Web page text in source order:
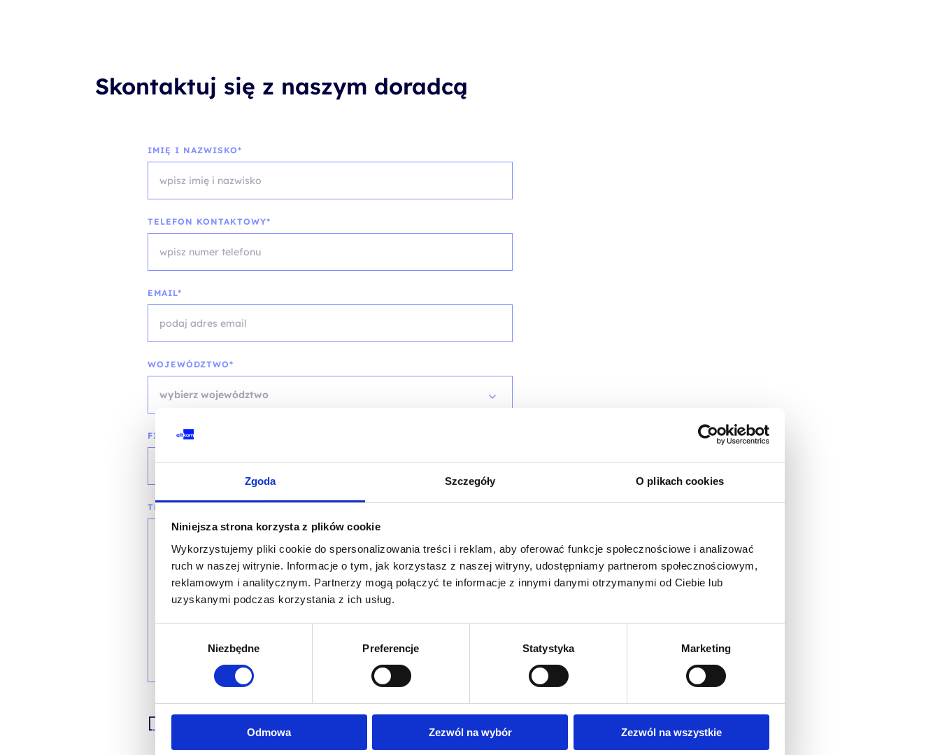
Zgoda Szczegóły O plikach cookies
Niniejsza strona korzysta z plików cookie
Wykorzystujemy pliki cookie do spersonalizowania treści i reklam, aby oferować funkcje społecznościowe i analizować
ruch w naszej witrynie. Informacje o tym, jak korzystasz z naszej witryny, udostępniamy partnerom społecznościowym,
reklamowym i analitycznym. Partnerzy mogą połączyć te informacje z innymi danymi otrzymanymi od Ciebie lub
uzyskanymi podczas korzystania z ich usług.
Niezbędne Preferencje Statystyka Marketing
Odmowa Zezwól na wybór Zezwól na wszystkie
Skontaktuj się z naszym doradcą
IMIĘ I NAZWISKO*
TELEFON KONTAKTOWY*
EMAIL*
WOJEWÓDZTWO*
wybierz województwo
FIRMA
TREŚĆ WIADOMOŚCI*
Wyrażam zgodę na przetwarzanie moich danych osobowych podanych w formularzu w celu realizacji